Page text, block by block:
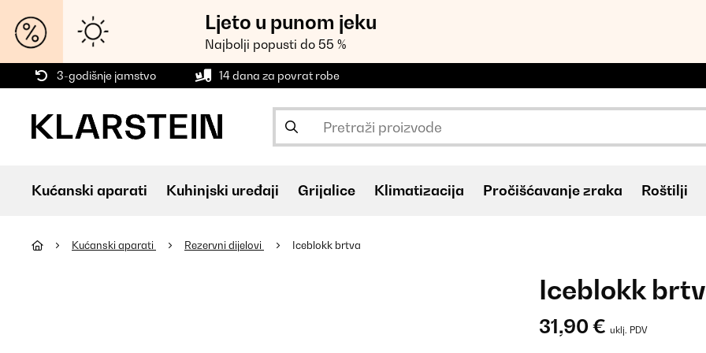
Ljeto u punom jeku
Najbolji popusti do 55 %
3-godišnje jamstvo 14 dana za povrat robe
Kućanski aparati Kuhinjski uređaji Grijalice Klimatizacija Pročišćavanje zraka Roštilji
Kućanski aparati Rezervni dijelovi Iceblokk brtva
Iceblokk
31,90 € uklj. PDV